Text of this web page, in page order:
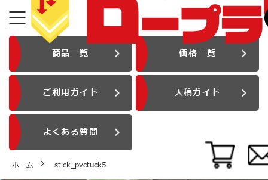
商品一覧 価格一覧
ご利用ガイド 入稿ガイド
よくある質問
ホーム stick_pvctuck5